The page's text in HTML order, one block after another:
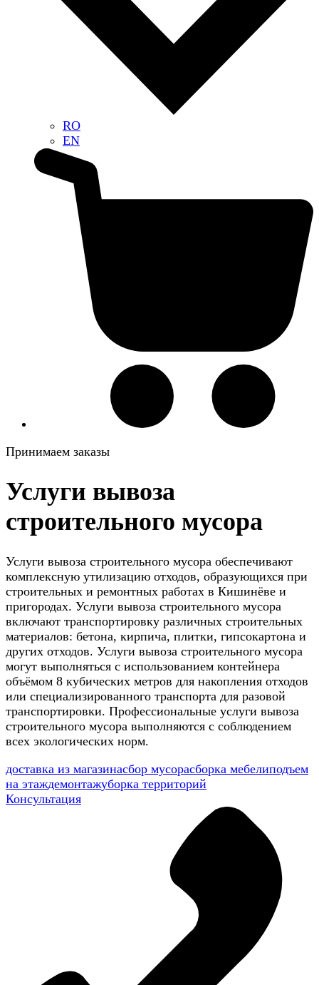
RO
EN
Принимаем заказы
Услуги вывоза
строительного мусора
Услуги вывоза строительного мусора обеспечивают
комплексную утилизацию отходов, образующихся при
строительных и ремонтных работах в Кишинёве и
пригородах. Услуги вывоза строительного мусора
включают транспортировку различных строительных
материалов: бетона, кирпича, плитки, гипсокартона и
других отходов. Услуги вывоза строительного мусора
могут выполняться с использованием контейнера
объёмом 8 кубических метров для накопления отходов
или специализированного транспорта для разовой
транспортировки. Профессиональные услуги вывоза
строительного мусора выполняются с соблюдением
всех экологических норм.
доставка из магазинасбор мусорасборка мебелиподъем
на этаждемонтажуборка территорий
Консультация